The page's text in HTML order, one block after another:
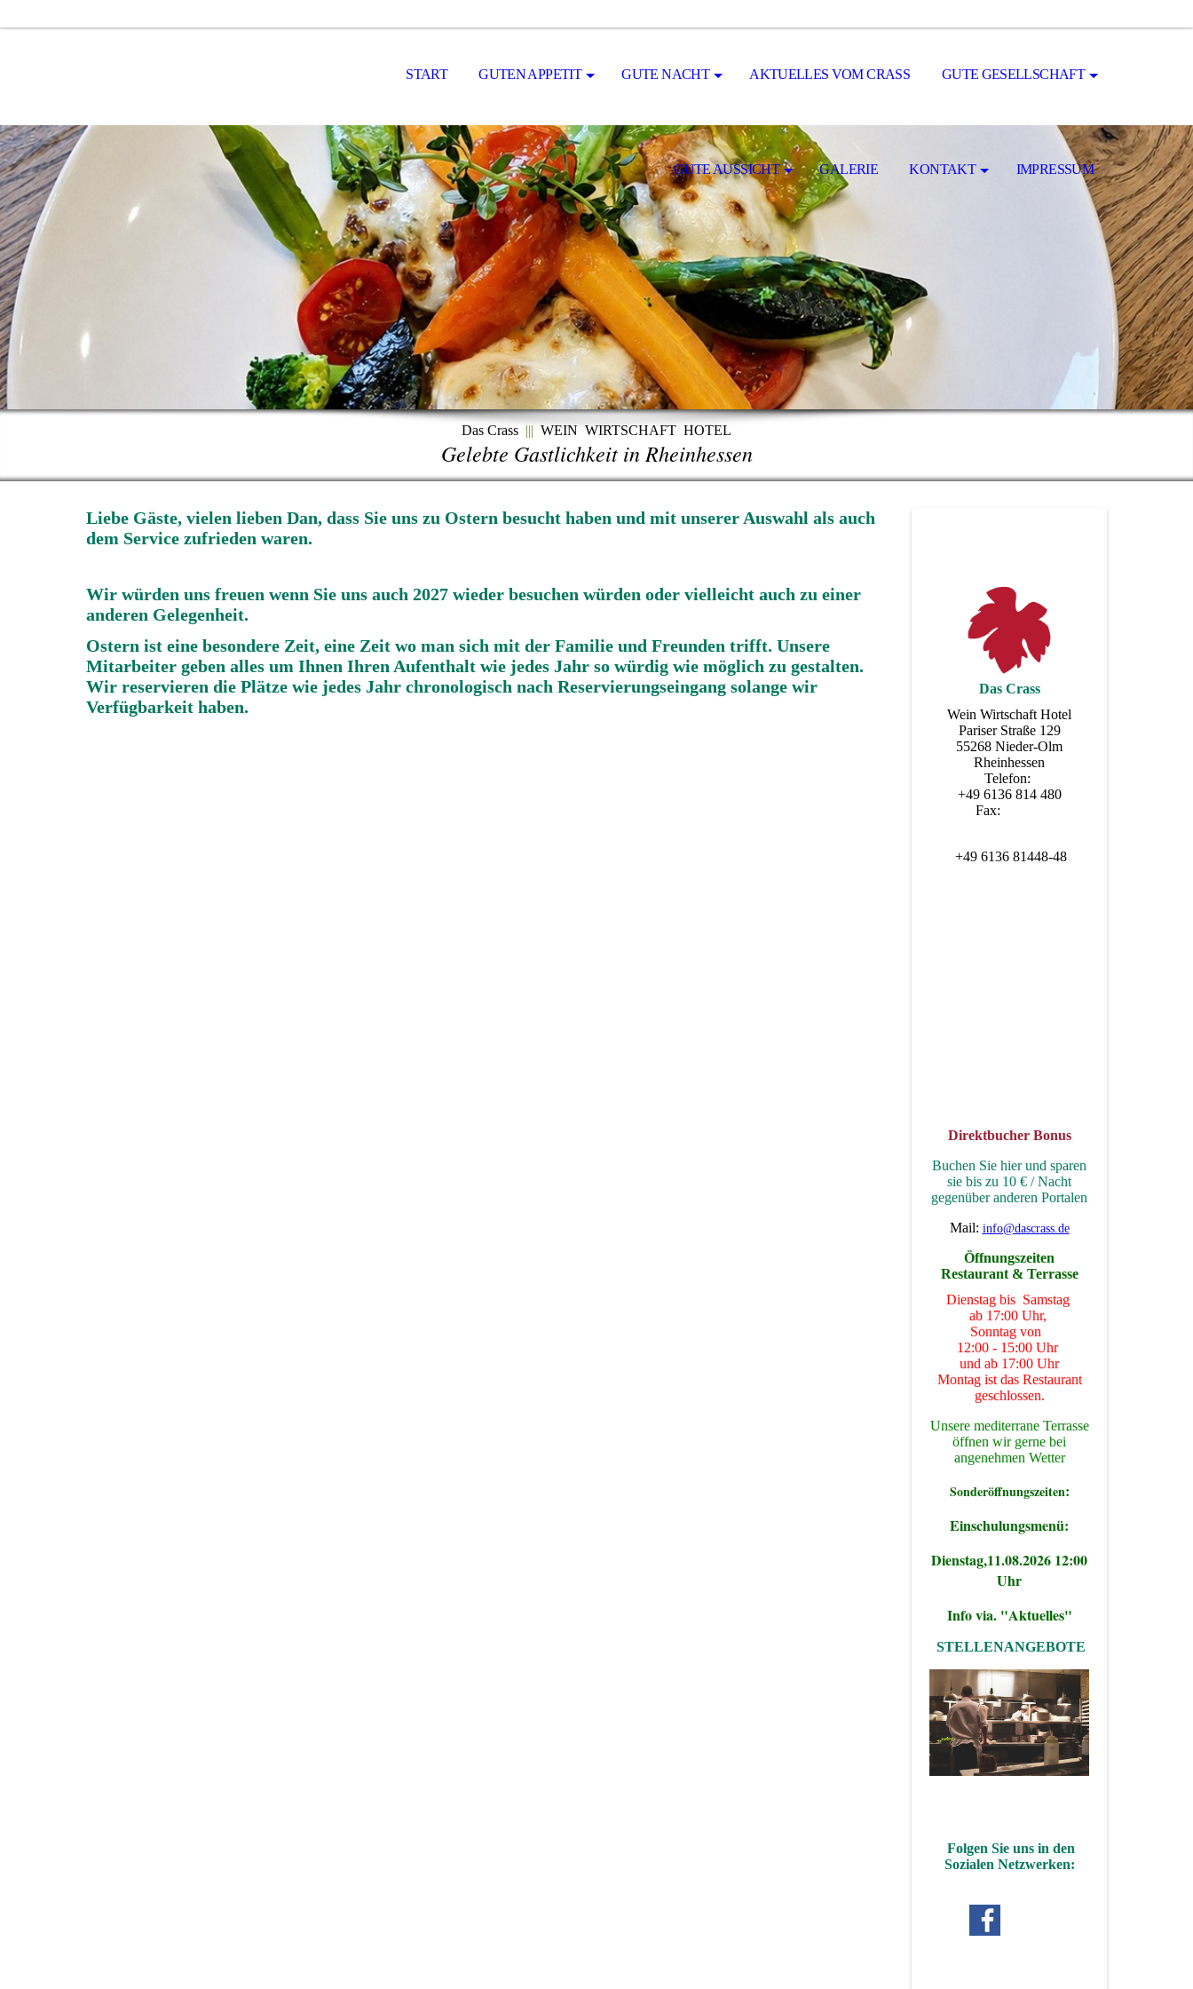
START GUTEN APPETIT GUTE NACHT AKTUELLES VOM CRASS GUTE GESELLSCHAFT
GUTE AUSSICHT GALERIE KONTAKT IMPRESSUM
Das Crass ||| WEIN WIRTSCHAFT HOTEL
Gelebte Gastlichkeit in Rheinhessen
Liebe Gäste, vielen lieben Dan, dass Sie uns zu Ostern besucht haben und mit unserer Auswahl als auch
dem Service zufrieden waren.
Wir würden uns freuen wenn Sie uns auch 2027 wieder besuchen würden oder vielleicht auch zu einer
anderen Gelegenheit.
Ostern ist eine besondere Zeit, eine Zeit wo man sich mit der Familie und Freunden trifft. Unsere
Mitarbeiter geben alles um Ihnen Ihren Aufenthalt wie jedes Jahr so würdig wie möglich zu gestalten.
Wir reservieren die Plätze wie jedes Jahr chronologisch nach Reservierungseingang solange wir
Verfügbarkeit haben.
Das Crass
Wein Wirtschaft Hotel
Pariser Straße 129
55268 Nieder-Olm
Rheinhessen
Telefon:
+49 6136 814 480
Fax:
+49 6136 81448-48
Direktbucher Bonus
Buchen Sie hier und sparen
sie bis zu 10 € / Nacht
gegenüber anderen Portalen
Mail: info@dascrass.de
Öffnungszeiten
Restaurant & Terrasse
Dienstag bis Samstag
ab 17:00 Uhr,
Sonntag von
12:00 - 15:00 Uhr
und ab 17:00 Uhr
Montag ist das Restaurant
geschlossen.
Unsere mediterrane Terrasse
öffnen wir gerne bei
angenehmen Wetter
Sonderöffnungszeiten:
Einschulungsmenü:
Dienstag,11.08.2026 12:00
Uhr
Info via. "Aktuelles"
STELLENANGEBOTE
Folgen Sie uns in den
Sozialen Netzwerken: